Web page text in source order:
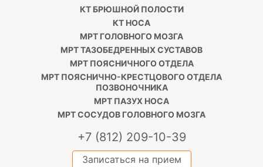
КТ БРЮШНОЙ ПОЛОСТИ
КТ НОСА
МРТ ГОЛОВНОГО МОЗГА
МРТ ТАЗОБЕДРЕННЫХ СУСТАВОВ
МРТ ПОЯСНИЧНОГО ОТДЕЛА
МРТ ПОЯСНИЧНО-КРЕСТЦОВОГО ОТДЕЛА
ПОЗВОНОЧНИКА
МРТ ПАЗУХ НОСА
МРТ СОСУДОВ ГОЛОВНОГО МОЗГА
+7 (812) 209-10-39
Записаться на прием